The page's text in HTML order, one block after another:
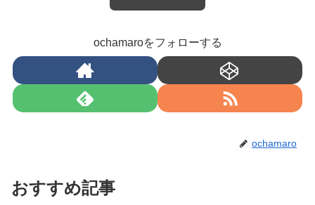
ochamaroをフォローする
ochamaro
おすすめ記事